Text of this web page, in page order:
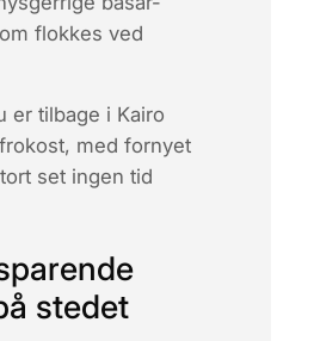
flokkes ved
er tilbage i Kairo
med fornyet
set ingen tid
stedet